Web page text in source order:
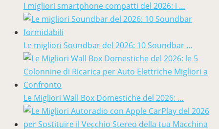
I migliori smartphone compatti del 2026: i …
Le migliori Soundbar del 2026: 10 Soundbar …
Le Migliori Wall Box Domestiche del 2026: …